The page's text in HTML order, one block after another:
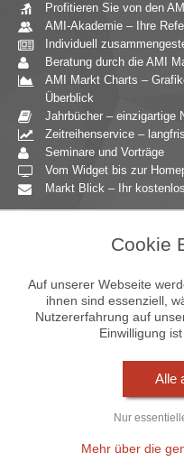
Profitieren Sie von den
AMI-Akademie – Ihre
Individuell
Beratung durch die AMI
AMI Markt Charts –
Überblick
Jahrbücher – einzigartige
Zeitreihenservice –
Seminare und Vorträge
Vom Widget bis zur
Markt Blick – Ihr
Unternehmensberatung
Ernährungsgewerbe
Einzelhandel
Bildung & Wissenschaft
Presse & Medien
Cookie
Auf unserer Webseite
ihnen sind essenziell,
Nutzererfahrung auf
Einwilligung
Alle
Nur
Mehr über die